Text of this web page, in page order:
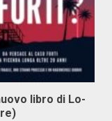
li­bro di Lo­